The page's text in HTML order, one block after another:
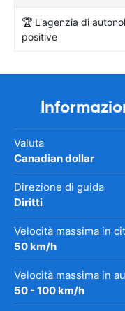
🏆 L'agenzia di
positive
Valuta
Canadian dollar
Direzione di guida
Diritti
Velocità massima in
50 km/h
Velocità massima in
50 - 100 km/h